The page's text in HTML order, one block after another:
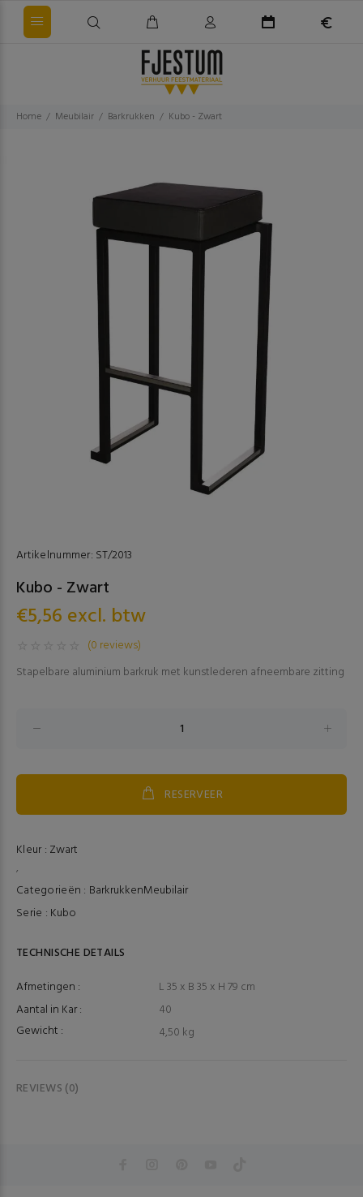
Home Meubilair Barkrukken Kubo - Zwart
Artikelnummer: ST/2013
Kubo - Zwart
€5,56 excl. btw
(0 reviews)
Stapelbare aluminium barkruk met kunstlederen afneembare zitting
RESERVEER
Kleur : Zwart
,
Categorieën : BarkrukkenMeubilair
Serie : Kubo
TECHNISCHE DETAILS
Afmetingen :
L 35 x B 35 x H 79 cm
Aantal in Kar :
40
Gewicht :
4,50 kg
REVIEWS (0)